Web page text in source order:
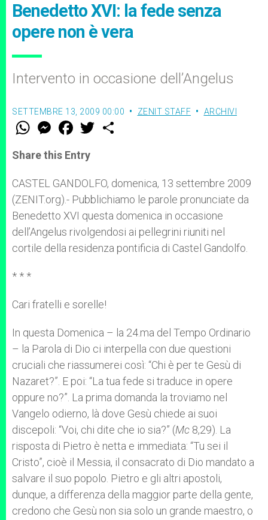
Benedetto XVI: la fede senza
opere non è vera
Intervento in occasione dell’Angelus
SETTEMBRE 13, 2009 00:00 ZENIT STAFF ARCHIVI
W
t
s
p
p
M
e
s
e
g
e
r
F
a
e
b
o
k
w
r
Share this Entry
CASTEL GANDOLFO, domenica, 13 settembre 2009
(ZENIT.org).- Pubblichiamo le parole pronunciate da
Benedetto XVI questa domenica in occasione
dell’Angelus rivolgendosi ai pellegrini riuniti nel
cortile della residenza pontificia di Castel Gandolfo.
* * *
Cari fratelli e sorelle!
In questa Domenica – la 24.ma del Tempo Ordinario
– la Parola di Dio ci interpella con due questioni
cruciali che riassumerei così: “Chi è per te Gesù di
Nazaret?”. E poi: “La tua fede si traduce in opere
oppure no?”. La prima domanda la troviamo nel
Vangelo odierno, là dove Gesù chiede ai suoi
discepoli: “Voi, chi dite che io sia?” (Mc 8,29). La
risposta di Pietro è netta e immediata: “Tu sei il
Cristo”, cioè il Messia, il consacrato di Dio mandato a
salvare il suo popolo. Pietro e gli altri apostoli,
dunque, a differenza della maggior parte della gente,
credono che Gesù non sia solo un grande maestro, o